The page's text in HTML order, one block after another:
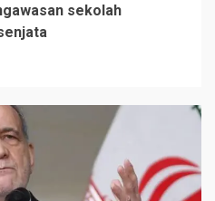
sekolah